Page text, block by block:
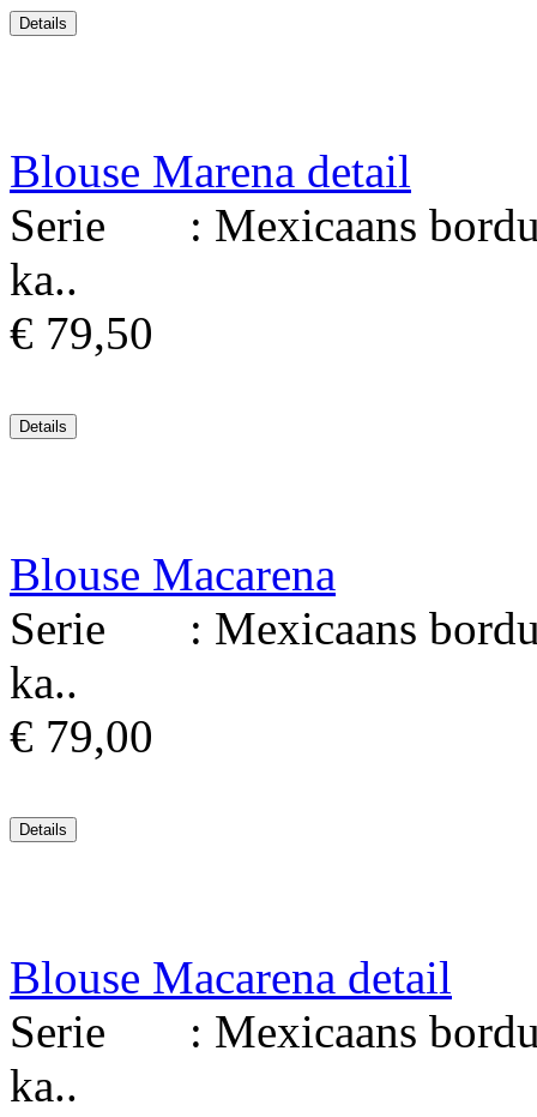
Blouse Marena detail
Serie : Mexicaans
ka..
€ 79,50
Blouse Macarena
Serie : Mexicaans
ka..
€ 79,00
Blouse Macarena detail
Serie : Mexicaans
ka..